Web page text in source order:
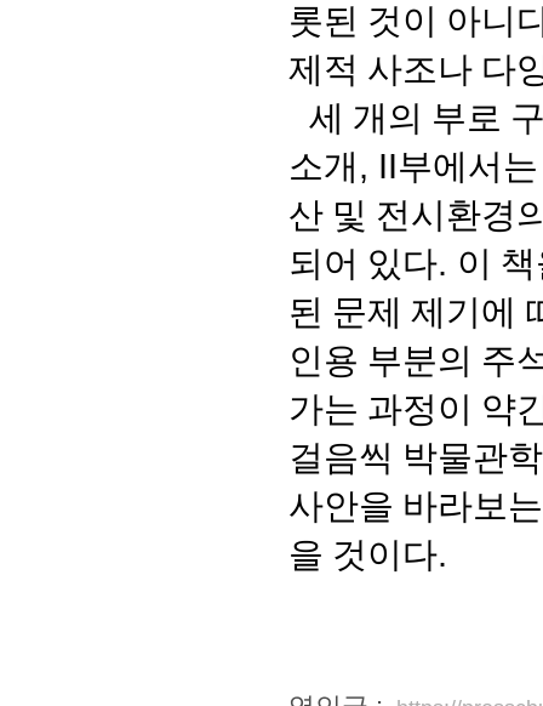
롯된 것이 아니
제적 사조나 다
세 개의 부로
소개, II부에서
산 및 전시환경
되어 있다. 이
된 문제 제기에
인용 부분의 주
가는 과정이 약
걸음씩 박물관
사안을 바라보
을 것이다.